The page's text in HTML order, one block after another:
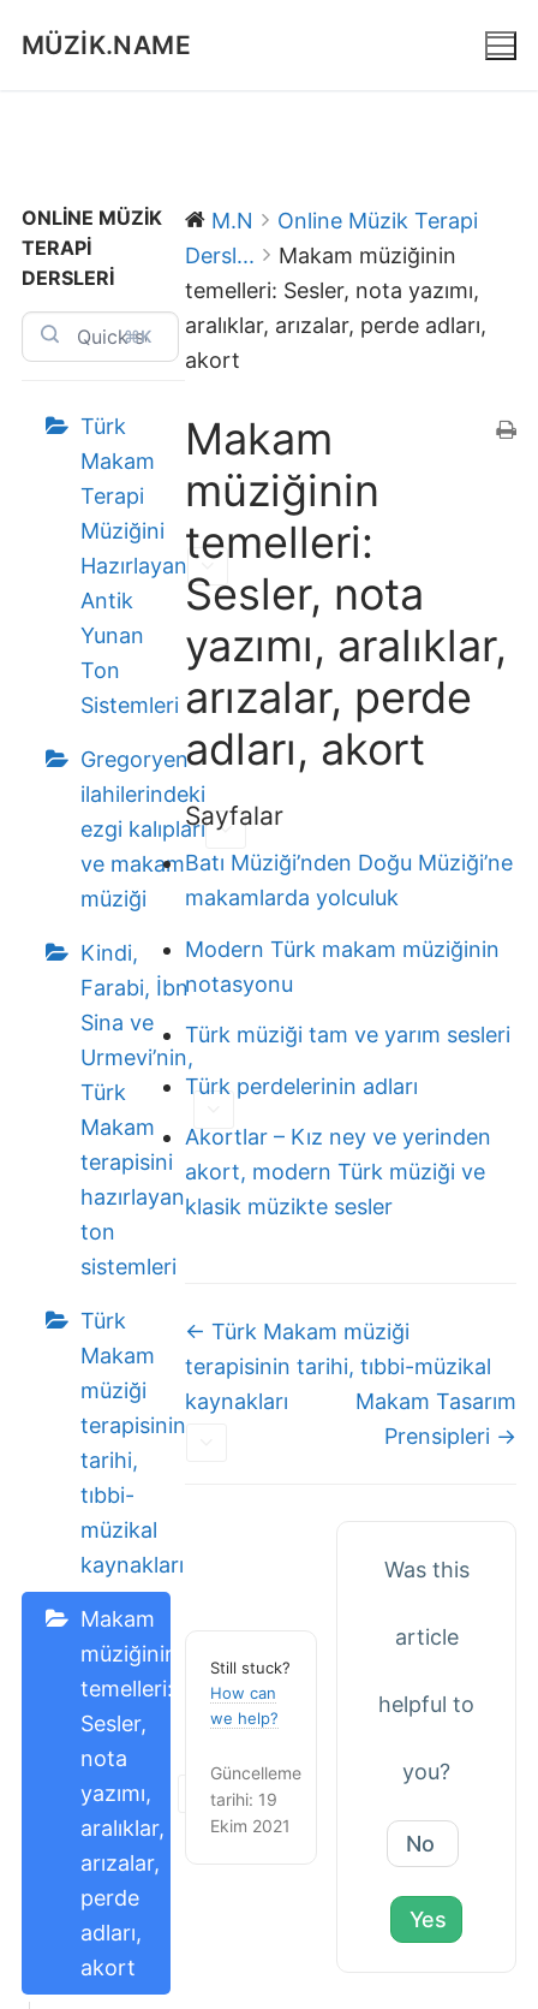
atlaMÜZIK.NAME
ONLINE MÜZIK
TERAPI
DERSLERI
⌘K
Türk
Makam
Terapi
Müziğini
Hazırlayan
Antik
Yunan
Ton
Sistemleri
Gregoryen
ilahilerindeki
ezgi kalıpları
ve makam
müziği
Kindi,
Farabi, İbn
Sina ve
Urmevi’nin,
Türk
Makam
terapisini
hazırlayan
ton
sistemleri
Türk
Makam
müziği
terapisinin
tarihi,
tıbbi-
müzikal
kaynakları
Makam
müziğinin
temelleri:
Sesler,
nota
yazımı,
aralıklar,
arızalar,
perde
adları,
akort
M.N
Online Müzik Terapi
Dersl...
Makam müziğinin
temelleri: Sesler, nota yazımı,
aralıklar, arızalar, perde adları,
akort
Makam
müziğinin
temelleri:
Sesler, nota
yazımı, aralıklar,
arızalar, perde
adları, akort
Sayfalar
Batı Müziği’nden Doğu Müziği’ne
makamlarda yolculuk
Modern Türk makam müziğinin
notasyonu
Türk müziği tam ve yarım sesleri
Türk perdelerinin adları
Akortlar – Kız ney ve yerinden
akort, modern Türk müziği ve
klasik müzikte sesler
Doc
navigation
← Türk Makam müziği
terapisinin tarihi, tıbbi-müzikal
kaynakları
Makam Tasarım
Prensipleri →
Still stuck?
How can
we help?
Güncelleme
tarihi: 19
Ekim 2021
Was this
article
helpful to
you?
No
Yes